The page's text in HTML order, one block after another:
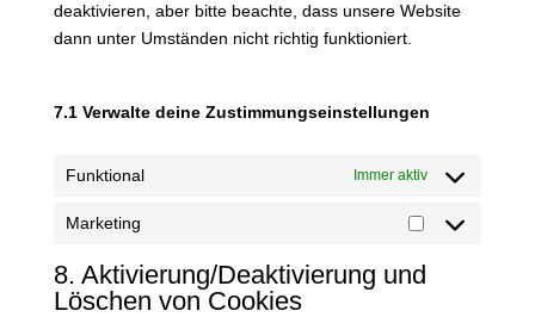
deaktivieren, aber bitte beachte, dass unsere Website
dann unter Umständen nicht richtig funktioniert.
7.1 Verwalte deine Zustimmungseinstellungen
Funktional Immer aktiv
Marketing
Marketing
8. Aktivierung/Deaktivierung und
Löschen von Cookies